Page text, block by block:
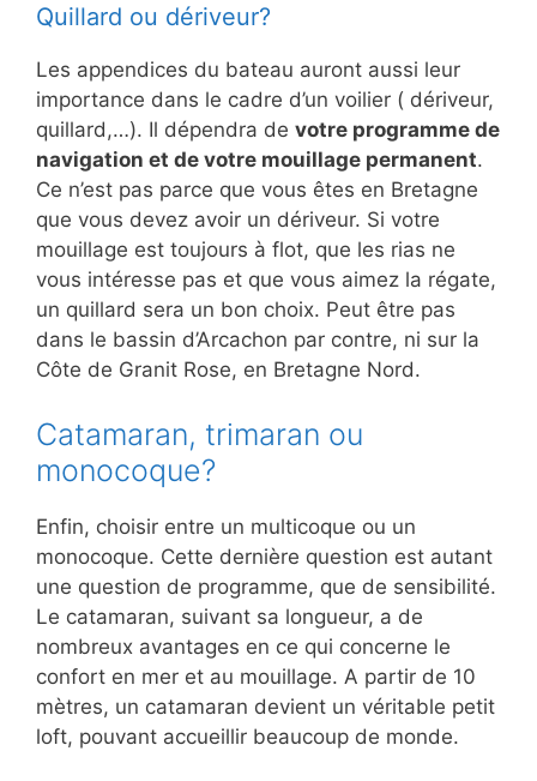
Quillard ou dériveur?
Les appendices du bateau auront aussi leur
importance dans le cadre d’un voilier ( dériveur,
quillard,…). Il dépendra de votre programme de
navigation et de votre mouillage permanent.
Ce n’est pas parce que vous êtes en Bretagne
que vous devez avoir un dériveur. Si votre
mouillage est toujours à flot, que les rias ne
vous intéresse pas et que vous aimez la régate,
un quillard sera un bon choix. Peut être pas
dans le bassin d’Arcachon par contre, ni sur la
Côte de Granit Rose, en Bretagne Nord.
Catamaran, trimaran ou
monocoque?
Enfin, choisir entre un multicoque ou un
monocoque. Cette dernière question est autant
une question de programme, que de sensibilité.
Le catamaran, suivant sa longueur, a de
nombreux avantages en ce qui concerne le
confort en mer et au mouillage. A partir de 10
mètres, un catamaran devient un véritable petit
loft, pouvant accueillir beaucoup de monde.